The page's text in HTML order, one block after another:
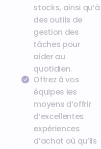
stocks, ainsi qu’à
des outils de
gestion des
tâches pour
aider au
quotidien.
Offrez à vos
équipes les
moyens d’offrir
d’excellentes
expériences
d’achat où qu’ils